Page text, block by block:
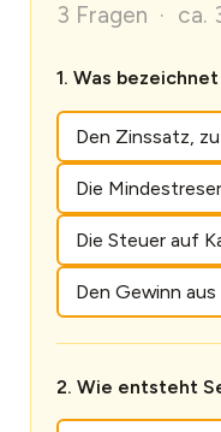
3 Fragen · ca.
Was
Den Zinssatz,
Die
Die Steuer auf
Den Gewinn
Wie entsteht